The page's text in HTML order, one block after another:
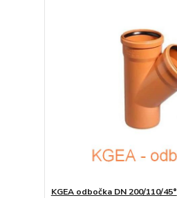
KGEA odbočka DN 200/110/45°